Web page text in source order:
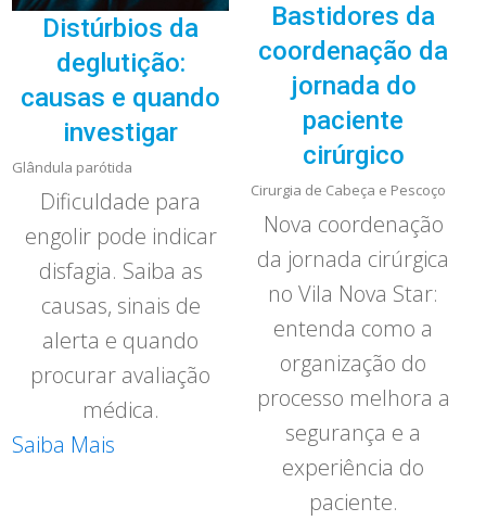
Distúrbios da
deglutição:
causas e quando
investigar
Glândula parótida
Dificuldade para
engolir pode indicar
disfagia. Saiba as
causas, sinais de
alerta e quando
procurar avaliação
médica.
Saiba Mais
Bastidores da
coordenação da
jornada do
paciente
cirúrgico
Cirurgia de Cabeça e Pescoço
Nova coordenação
da jornada cirúrgica
no Vila Nova Star:
entenda como a
organização do
processo melhora a
segurança e a
experiência do
paciente.